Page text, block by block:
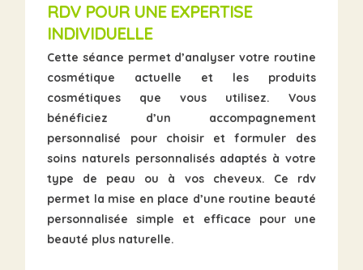
RDV POUR UNE EXPERTISE
INDIVIDUELLE
Cette séance permet d’analyser votre routine
cosmétique actuelle et les produits
cosmétiques que vous utilisez. Vous
bénéficiez d’un accompagnement
personnalisé pour choisir et formuler des
soins naturels personnalisés adaptés à votre
type de peau ou à vos cheveux. Ce rdv
permet la mise en place d’une routine beauté
personnalisée simple et efficace pour une
beauté plus naturelle.